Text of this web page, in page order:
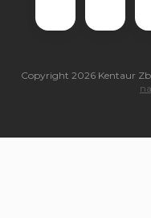
Copyright 2026 Kentaur